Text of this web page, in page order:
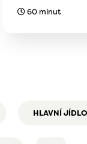
60 minut
HLAVNÍ JÍDLO